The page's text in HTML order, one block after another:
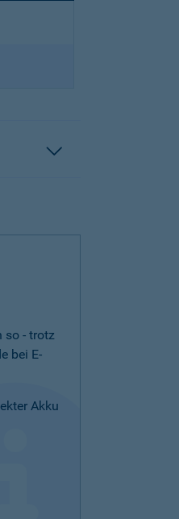
so - trotz
bei E-
Akku